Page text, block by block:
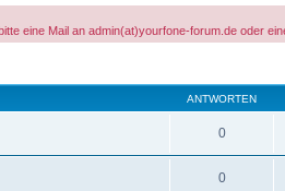
eine Mail an admin(at)yourfone-forum.de oder
ANTWORTEN
0
0